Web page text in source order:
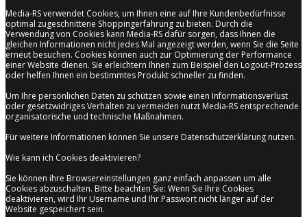
Media-RS verwendet Cookies, um Ihnen eine auf Ihre Kundenbedürfnisse
optimal zugeschnittene Shoppingerfahrung zu bieten. Durch die
Verwendung von Cookies kann Media-RS dafür sorgen, dass Ihnen die
gleichen Informationen nicht jedes Mal angezeigt werden, wenn Sie die Seite
erneut besuchen. Cookies können auch zur Optimierung der Performance
einer Website dienen. Sie erleichtern Ihnen zum Beispiel den Logout-Prozess
oder helfen Ihnen ein bestimmtes Produkt schneller zu finden.
Um Ihre persönlichen Daten zu schützen sowie einen Informationsverlust
oder gesetzwidriges Verhalten zu vermeiden nutzt Media-RS entsprechende
organisatorische und technische Maßnahmen.
Für weitere Informationen können Sie unsere Datenschutzerklärung nutzen.
Wie kann ich Cookies deaktivieren?
Sie können ihre Browsereinstellungen ganz einfach anpassen um alle
Cookies abzuschalten. Bitte beachten Sie: Wenn Sie Ihre Cookies
deaktivieren, wird Ihr Username und Ihr Passwort nicht länger auf der
Website gespeichert sein.